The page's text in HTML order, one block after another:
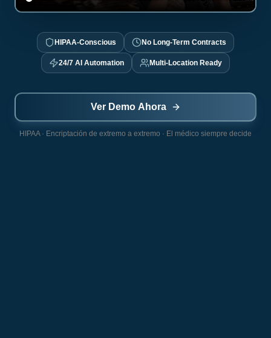
HIPAA-Conscious No Long-Term Contracts
24/7 AI Automation Multi-Location Ready
Ver Demo Ahora
HIPAA · Encriptación de extremo a extremo · El médico siempre decide